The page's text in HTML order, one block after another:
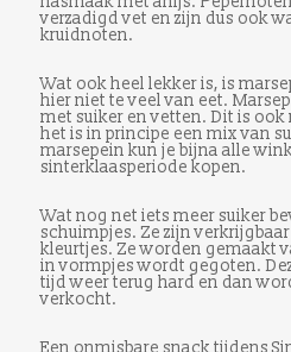
verzadigd vet en zijn dus ook
kruidnoten.
Wat ook heel lekker is, is
hier niet te veel van eet.
met suiker en vetten. Dit is
het is in principe een mix van
marsepein kun je bijna alle
sinterklaasperiode kopen.
Wat nog net iets meer suiker
schuimpjes. Ze zijn
kleurtjes. Ze worden gemaakt
in vormpjes wordt gegoten.
tijd weer terug hard en dan
verkocht.
Een onmisbare snack tijdens